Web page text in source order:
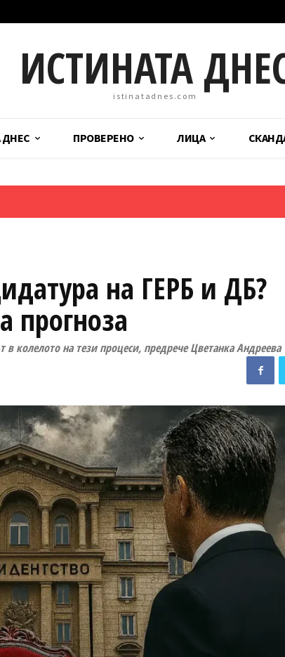
ИСТИНАТА
istinatadnes.com
ДНЕС ПРОВЕРЕНО ЛИЦА
на ГЕРБ и ДБ?
прогноза
колелото на тези процеси, предрече Цветанка Андреева